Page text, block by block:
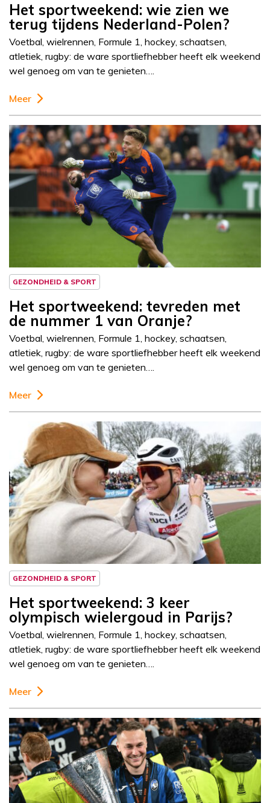
Het sportweekend: wie zien we
terug tijdens Nederland-Polen?
Voetbal, wielrennen, Formule 1, hockey, schaatsen,
atletiek, rugby: de ware sportliefhebber heeft elk weekend
wel genoeg om van te genieten….
Meer
GEZONDHEID & SPORT
Het sportweekend: tevreden met
de nummer 1 van Oranje?
Voetbal, wielrennen, Formule 1, hockey, schaatsen,
atletiek, rugby: de ware sportliefhebber heeft elk weekend
wel genoeg om van te genieten….
Meer
GEZONDHEID & SPORT
Het sportweekend: 3 keer
olympisch wielergoud in Parijs?
Voetbal, wielrennen, Formule 1, hockey, schaatsen,
atletiek, rugby: de ware sportliefhebber heeft elk weekend
wel genoeg om van te genieten….
Meer